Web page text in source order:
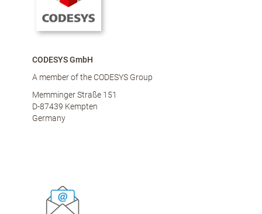
CODESYS GmbH
A member of the CODESYS Group
Memminger Straße 151
D-87439 Kempten
Germany